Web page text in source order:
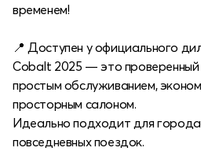
временем!
📍 Доступен у официального
Cobalt 2025 — это проверенный
простым обслуживанием,
просторным салоном.
Идеально подходит для
повседневных поездок.